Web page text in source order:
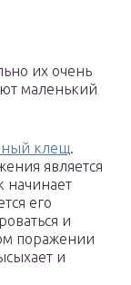
их очень
маленький
клещ.
является
начинает
его
и
поражении
и